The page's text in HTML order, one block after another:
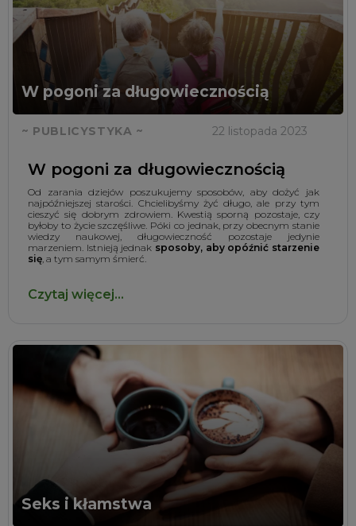
W pogoni za długowiecznością
~ PUBLICYSTYKA ~ 22 listopada 2023
W pogoni za długowiecznością
Od zarania dziejów poszukujemy sposobów, aby dożyć jak
najpóźniejszej starości. Chcielibyśmy żyć długo, ale przy tym
cieszyć się dobrym zdrowiem. Kwestią sporną pozostaje, czy
byłoby to życie szczęśliwe. Póki co jednak, przy obecnym stanie
wiedzy naukowej, długowieczność pozostaje jedynie
marzeniem. Istnieją jednak sposoby, aby opóźnić starzenie
się, a tym samym śmierć.
Czytaj więcej...
Seks i kłamstwa